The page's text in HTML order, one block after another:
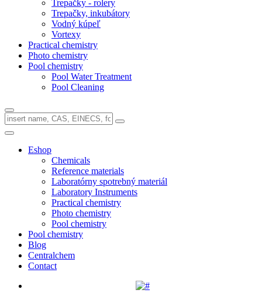
Trepačky - rolery
Trepačky, inkubátory
Vodný kúpeľ
Vortexy
Practical chemistry
Photo chemistry
Pool chemistry
Pool Water Treatment
Pool Cleaning
Eshop
Chemicals
Reference materials
Laboratórny spotrebný materiál
Laboratory Instruments
Practical chemistry
Photo chemistry
Pool chemistry
Pool chemistry
Blog
Centralchem
Contact